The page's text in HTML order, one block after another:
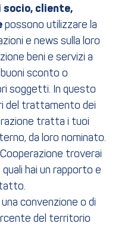
socio, cliente,
possono utilizzare la
e news sulla loro
beni e servizi a
sconto o
soggetti. In questo
del trattamento dei
tratta i tuoi
da loro nominato.
troverai
hai un rapporto e
convenzione o di
del territorio